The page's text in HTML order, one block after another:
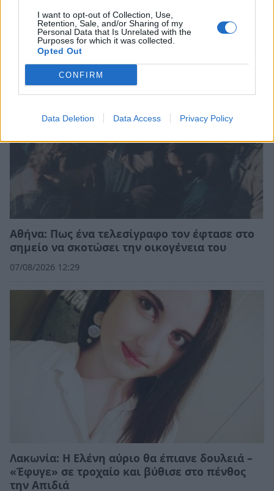
I want to opt-out of Collection, Use,
Retention, Sale, and/or Sharing of my
Personal Data that Is Unrelated with the
Purposes for which it was collected.
Opted Out
CONFIRM
Data Deletion Data Access Privacy Policy
Σπάρτη: «Έφυγαν» από κοντά μας…
07/08/2026 14:12
Αθήνα: Πως ένα τελεσίγραφο τον έφτασε στο
σημείο να σκοτώσει την οικογένεια του
07/08/2026 12:29
Λακωνία: Η Ελένη αύριο θα έπιανε δουλειά –
«Έφυγε» σε τροχαίο και βύθισε στο πένθος
την Απιδιά